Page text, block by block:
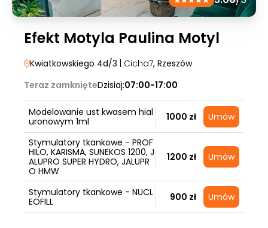
Efekt Motyla Paulina Motyl
Kwiatkowskiego 4d/3 | Cicha7, Rzeszów
Teraz zamknięteDzisiaj:07:00-17:00
Modelowanie ust kwasem hial
uronowym 1ml
1000 zł Umów
Stymulatory tkankowe - PROF
HILO, KARISMA, SUNEKOS 1200, J
ALUPRO SUPER HYDRO, JALUPR
O HMW
1200 zł Umów
Stymulatory tkankowe - NUCL
EOFILL
900 zł Umów